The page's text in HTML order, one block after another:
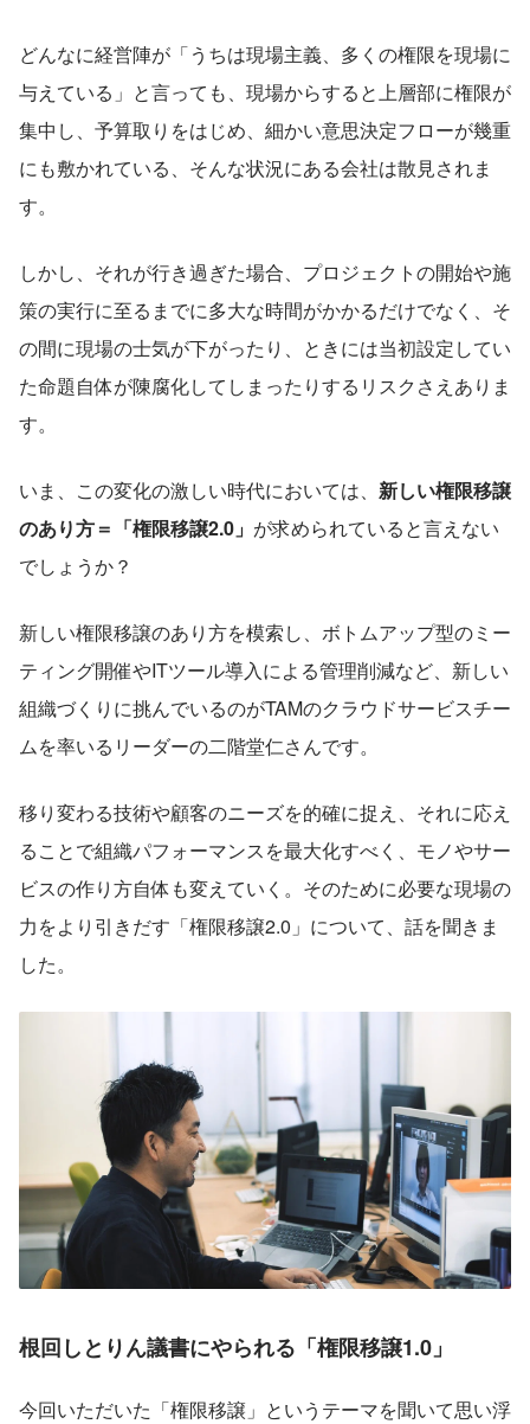
どんなに経営陣が「うちは現場主義、多くの権限を現場に
与えている」と言っても、現場からすると上層部に権限が
集中し、予算取りをはじめ、細かい意思決定フローが幾重
にも敷かれている、そんな状況にある会社は散見されま
す。
しかし、それが行き過ぎた場合、プロジェクトの開始や施
策の実行に至るまでに多大な時間がかかるだけでなく、そ
の間に現場の士気が下がったり、ときには当初設定してい
た命題自体が陳腐化してしまったりするリスクさえありま
す。
いま、この変化の激しい時代においては、 新しい権限移譲
のあり方＝「権限移譲2.0」 が求められていると言えない
でしょうか？
新しい権限移譲のあり方を模索し、ボトムアップ型のミー
ティング開催やITツール導入による管理削減など、新しい
組織づくりに挑んでいるのがTAMのクラウドサービスチー
ムを率いるリーダーの二階堂仁さんです。
移り変わる技術や顧客のニーズを的確に捉え、それに応え
ることで組織パフォーマンスを最大化すべく、モノやサー
ビスの作り方自体も変えていく。そのために必要な現場の
力をより引きだす「権限移譲2.0」について、話を聞きま
した。
根回しとりん議書にやられる「権限移譲1.0」
今回いただいた「権限移譲」というテーマを聞いて思い浮